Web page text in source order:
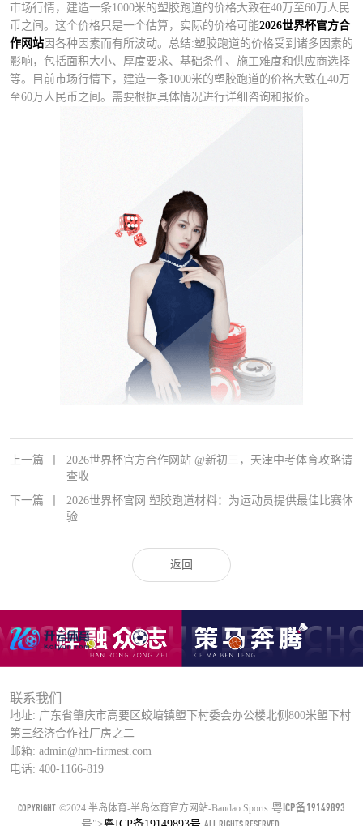
市场行情，建造一条1000米的塑胶跑道的价格大致在40万至60万人民
币之间。这个价格只是一个估算，实际的价格可能2026世界杯官方合
作网站 因各种因素而有所波动。总结:塑胶跑道的价格受到诸多因素的
影响，包括面积大小、厚度要求、基础条件、施工难度和供应商选择
等。目前市场行情下，建造一条1000米的塑胶跑道的价格大致在40万
至60万人民币之间。需要根据具体情况进行详细咨询和报价。
上一篇
2026世界杯官方合作网站 @新初三，天津中考体育攻略请
查收
下一篇
2026世界杯官网 塑胶跑道材料：为运动员提供最佳比赛体
验
返回
联系我们
地址: 广东省肇庆市高要区蛟塘镇塱下村委会办公楼北侧800米塱下村
第三经济合作社厂房之二
邮箱: admin@hm-firmest.com
电话: 400-1166-819
COPYRIGHT ©2024 半岛体育-半岛体育官方网站-Bandao Sports 粤ICP备19149893
号
ALL RIGHTS RESERVED.